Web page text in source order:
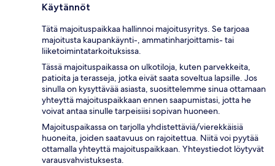
Käytännöt
Tätä majoituspaikkaa hallinnoi majoitusyritys. Se tarjoaa
majoitusta kaupankäynti-, ammatinharjoittamis- tai
liiketoimintatarkoituksissa.
Tässä majoituspaikassa on ulkotiloja, kuten parvekkeita,
patioita ja terasseja, jotka eivät saata soveltua lapsille. Jos
sinulla on kysyttävää asiasta, suosittelemme sinua ottamaan
yhteyttä majoituspaikkaan ennen saapumistasi, jotta he
voivat antaa sinulle tarpeisiisi sopivan huoneen.
Majoituspaikassa on tarjolla yhdistettäviä/vierekkäisiä
huoneita, joiden saatavuus on rajoitettua. Niitä voi pyytää
ottamalla yhteyttä majoituspaikkaan. Yhteystiedot löytyvät
varausvahvistuksesta.